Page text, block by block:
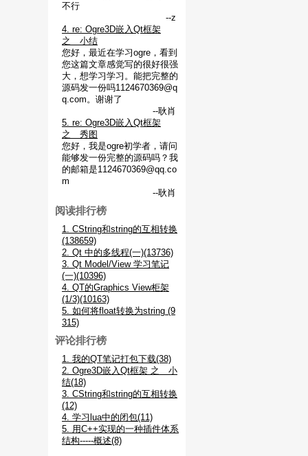
不行
--z
4. re: Ogre3D嵌入Qt框架
之 小结
您好，最近在学习ogre，看到
您这篇文章感觉写的很好很强
大，想学习学习。能把完整的
源码发一份吗1124670369@q
q.com。谢谢了
--耿肖
5. re: Ogre3D嵌入Qt框架
之 秀图
您好，我是ogre初学者，请问
能够发一份完整的源码吗？我
的邮箱是1124670369@qq.co
m
--耿肖
阅读排行榜
1. CString和string的互相转换
(138659)
2. Qt 中的多线程(一)(13736)
3. Qt Model/View 学习笔记
(一)(10396)
4. QT的Graphics View柜架
(1/3)(10163)
5. 如何将float转换为string (9
315)
评论排行榜
1. 我的QT笔记打包下载(38)
2. Ogre3D嵌入Qt框架 之 小
结(18)
3. CString和string的互相转换
(12)
4. 学习lua中的闭包(11)
5. 用C++实现的一种插件体系
结构-----概述(8)